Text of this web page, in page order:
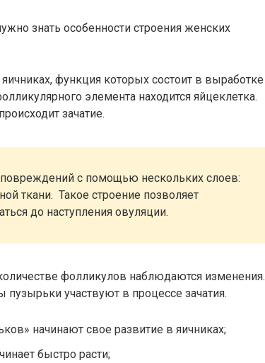
знать особенности строения женских
функция которых состоит в выработке
элемента находится яйцеклетка.
зачатие.
повреждений с помощью нескольких слоев:
ткани. Такое строение позволяет
до наступления овуляции.
фолликулов наблюдаются изменения.
участвуют в процессе зачатия.
начинают свое развитие в яичниках;
быстро расти;